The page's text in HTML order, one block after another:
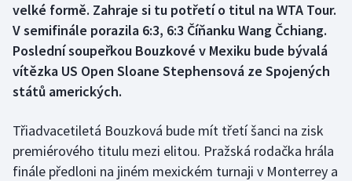
Box
Curling
Dostihy
Florbal
Futsal
velké formě. Zahraje si tu potřetí o titul na WTA Tour.
V semifinále porazila 6:3, 6:3 Číňanku Wang Čchiang.
Poslední soupeřkou Bouzkové v Mexiku bude bývalá
vítězka US Open Sloane Stephensová ze Spojených
států amerických.
Třiadvacetiletá Bouzková bude mít třetí šanci na zisk
premiérového titulu mezi elitou. Pražská rodačka hrála
finále předloni na jiném mexickém turnaji v Monterrey a